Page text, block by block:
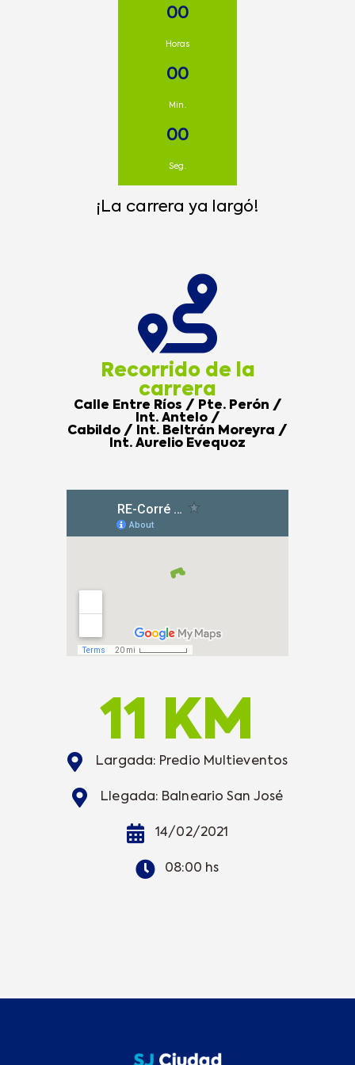
00
Horas
00
Min.
00
Seg.
¡La carrera ya largó!
Recorrido de la
carrera
Calle Entre Ríos / Pte. Perón /
Int. Antelo /
Cabildo / Int. Beltrán Moreyra /
Int. Aurelio Evequoz
11 KM
Largada: Predio Multieventos
Llegada: Balneario San José
14/02/2021
08:00 hs